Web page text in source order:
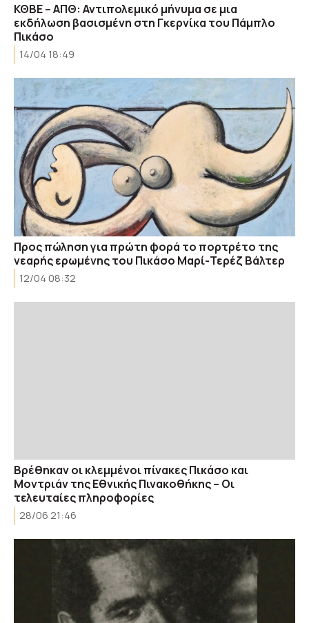
ΚΘΒΕ – ΑΠΘ: Αντιπολεμικό μήνυμα σε μια
εκδήλωση βασισμένη στη Γκερνίκα του Πάμπλο
Πικάσο
14/04 18:49
Προς πώληση για πρώτη φορά το πορτρέτο της
νεαρής ερωμένης του Πικάσο Μαρί-Τερέζ Βάλτερ
12/04 08:32
Βρέθηκαν οι κλεμμένοι πίνακες Πικάσο και
Μοντριάν της Εθνικής Πινακοθήκης – Οι
τελευταίες πληροφορίες
28/06 21:46